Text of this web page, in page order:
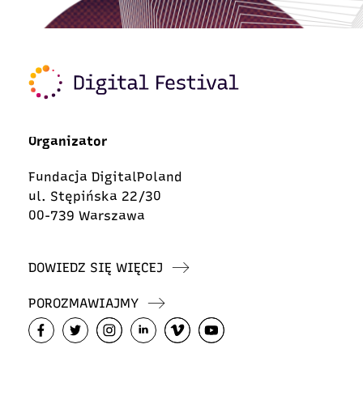
Organizator
Fundacja DigitalPoland
ul. Stępińska 22/30
00-739 Warszawa
DOWIEDZ SIĘ WIĘCEJ
POROZMAWIAJMY